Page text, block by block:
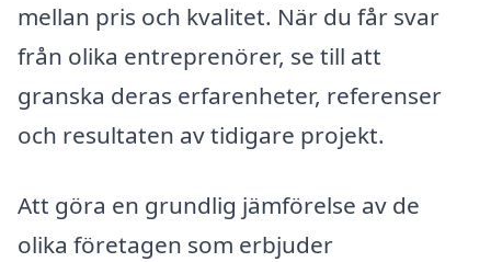
mellan pris och kvalitet. När du får svar
från olika entreprenörer, se till att
granska deras erfarenheter, referenser
och resultaten av tidigare projekt.
Att göra en grundlig jämförelse av de
olika företagen som erbjuder